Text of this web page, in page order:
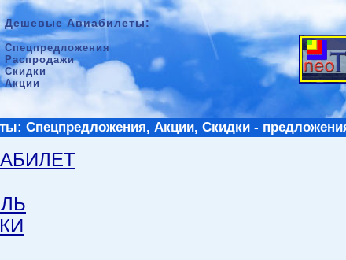
Дешевые Авиабилеты:
Спецпредложения
Распродажи
Скидки
Акции
Спецпредложения, Акции, Скидки -